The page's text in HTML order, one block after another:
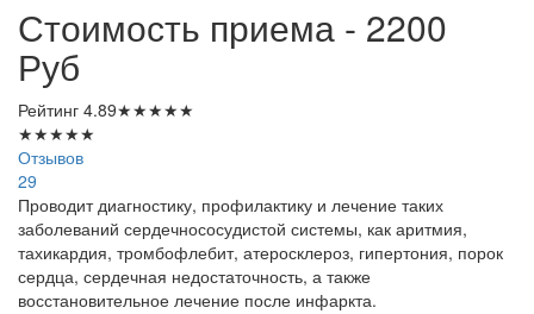
Стоимость приема - 2200
Руб
Рейтинг 4.89★★★★★
★★★★★
Отзывов
29
Проводит диагностику, профилактику и лечение таких
заболеваний сердечнососудистой системы, как аритмия,
тахикардия, тромбофлебит, атеросклероз, гипертония, порок
сердца, сердечная недостаточность, а также
восстановительное лечение после инфаркта.